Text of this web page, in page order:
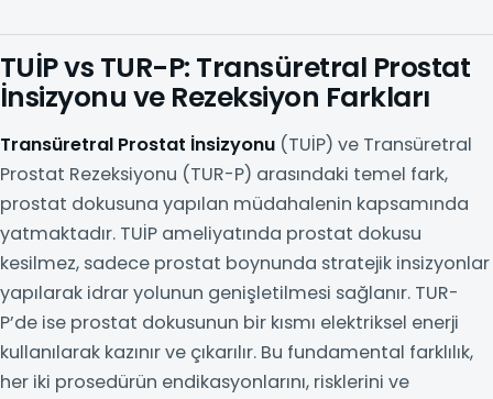
TUİP vs TUR-P: Transüretral Prostat
İnsizyonu ve Rezeksiyon Farkları
Transüretral Prostat İnsizyonu (TUİP) ve Transüretral
Prostat Rezeksiyonu (TUR-P) arasındaki temel fark,
prostat dokusuna yapılan müdahalenin kapsamında
yatmaktadır. TUİP ameliyatında prostat dokusu
kesilmez, sadece prostat boynunda stratejik insizyonlar
yapılarak idrar yolunun genişletilmesi sağlanır. TUR-
P’de ise prostat dokusunun bir kısmı elektriksel enerji
kullanılarak kazınır ve çıkarılır. Bu fundamental farklılık,
her iki prosedürün endikasyonlarını, risklerini ve